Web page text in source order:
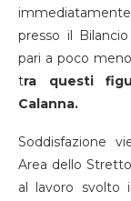
immediatamente
presso il
pari a poco
tra questi
Calanna.
Soddisfazione
Area dello
al lavoro svolto